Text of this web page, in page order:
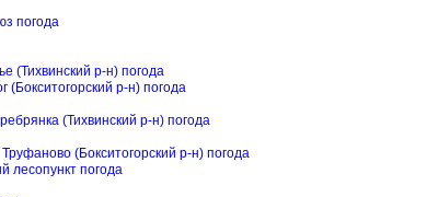
погода
(Тихвинский р-н) погода
(Бокситогорский р-н) погода
(Тихвинский р-н) погода
Труфаново (Бокситогорский р-н) погода
лесопункт погода